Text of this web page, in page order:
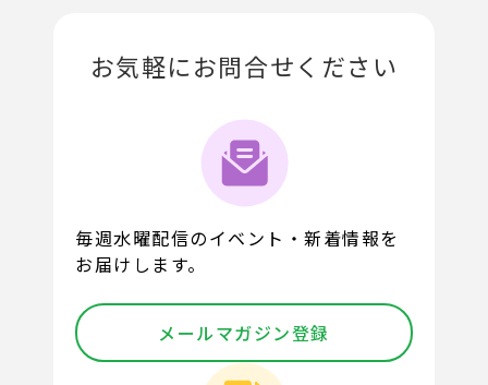
お気軽にお問合せください
毎週水曜配信のイベント・新着情報を
お届けします。
メールマガジン登録